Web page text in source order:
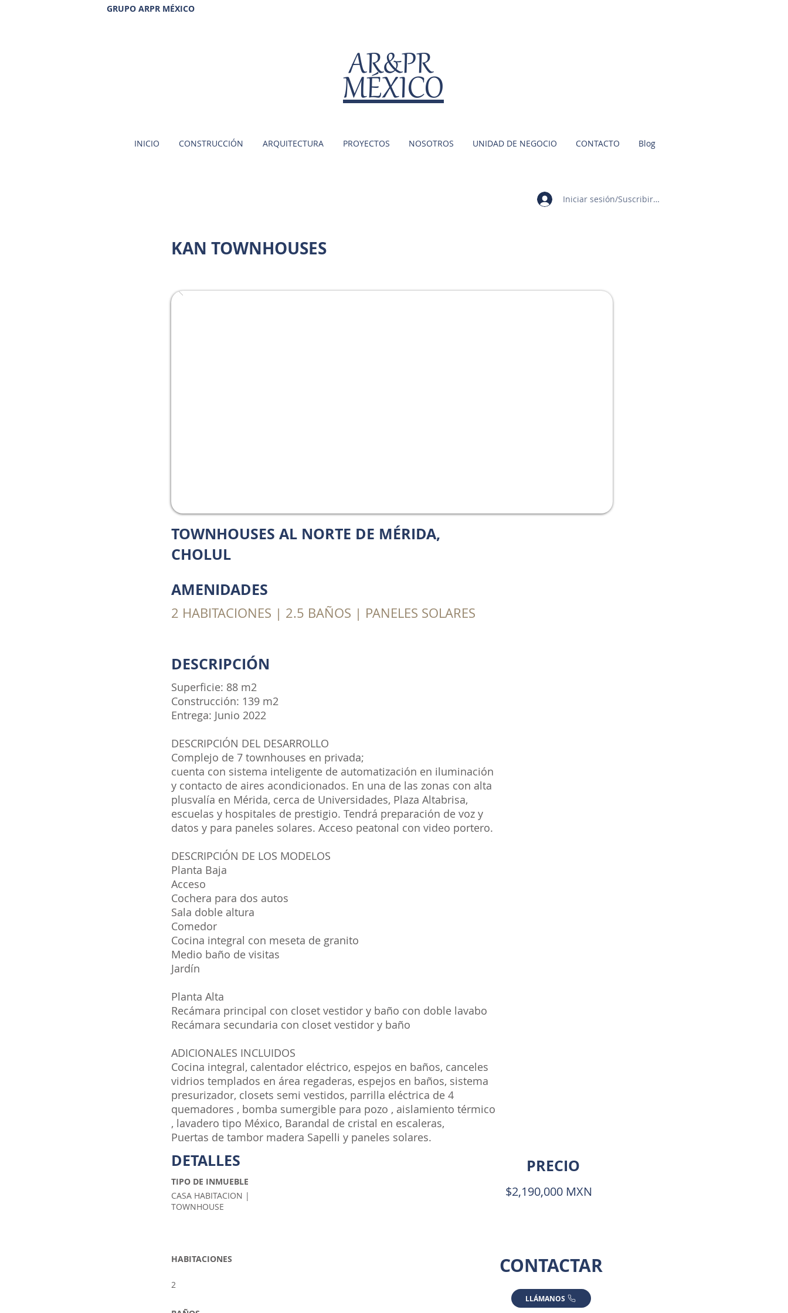
GRUPO ARPR MÉXICO
MÉXICO
AR&PR
INICIO CONSTRUCCIÓN ARQUITECTURA PROYECTOS NOSOTROS UNIDAD DE NEGOCIO CONTACTO Blog
Iniciar sesión/Suscribirme
KAN TOWNHOUSES
TOWNHOUSES AL NORTE DE MÉRIDA,
CHOLUL
AMENIDADES
2 HABITACIONES | 2.5 BAÑOS | PANELES SOLARES
DESCRIPCIÓN
Superficie: 88 m2
Construcción: 139 m2
Entrega: Junio 2022
DESCRIPCIÓN DEL DESARROLLO
Complejo de 7 townhouses en privada;
cuenta con sistema inteligente de automatización en iluminación
y contacto de aires acondicionados. En una de las zonas con alta
plusvalía en Mérida, cerca de Universidades, Plaza Altabrisa,
escuelas y hospitales de prestigio. Tendrá preparación de voz y
datos y para paneles solares. Acceso peatonal con video portero.
DESCRIPCIÓN DE LOS MODELOS
Planta Baja
Acceso
Cochera para dos autos
Sala doble altura
Comedor
Cocina integral con meseta de granito
Medio baño de visitas
Jardín
Planta Alta
Recámara principal con closet vestidor y baño con doble lavabo
Recámara secundaria con closet vestidor y baño
ADICIONALES INCLUIDOS
Cocina integral, calentador eléctrico, espejos en baños, canceles
vidrios templados en área regaderas, espejos en baños, sistema
presurizador, closets semi vestidos, parrilla eléctrica de 4
quemadores , bomba sumergible para pozo , aislamiento térmico
, lavadero tipo México, Barandal de cristal en escaleras,
Puertas de tambor madera Sapelli y paneles solares.
DETALLES
TIPO DE INMUEBLE
CASA HABITACION |
TOWNHOUSE
HABITACIONES
2
PRECIO
$2,190,000 MXN
CONTACTAR
LLÁMANOS